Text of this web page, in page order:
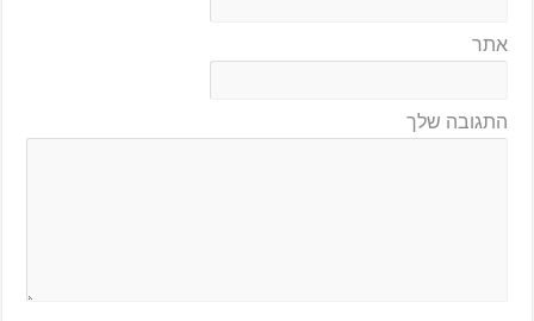
אתר
התגובה שלך